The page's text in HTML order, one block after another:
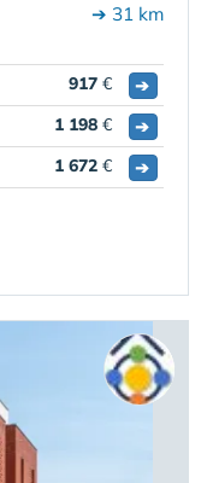
➔ 31 km
917 €
➔
1 198 €
➔
1 672 € ➔